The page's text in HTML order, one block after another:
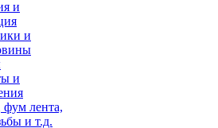
и
и
и